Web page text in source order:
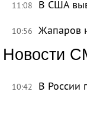
11:08 В США
10:56 Жапаров
Новости
10:42 В России